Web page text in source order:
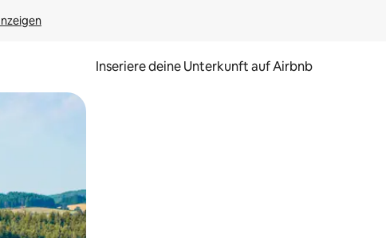
Inseriere deine Unterkunft auf Airbnb